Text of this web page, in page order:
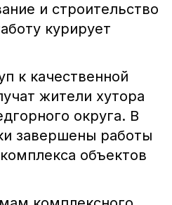
и строительство
курирует
к качественной
жители хутора
округа. В
завершены работы
объектов